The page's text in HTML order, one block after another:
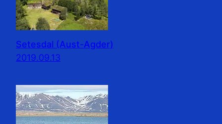
Setesdal (Aust-Agder)
2019.09.13